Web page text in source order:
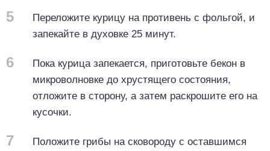
5
Переложите курицу на противень с фольгой, и
запекайте в духовке 25 минут.
6
Пока курица запекается, приготовьте бекон в
микроволновке до хрустящего состояния,
отложите в сторону, а затем раскрошите его на
кусочки.
7
Положите грибы на сковороду с оставшимся